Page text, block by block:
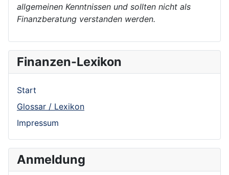
allgemeinen Kenntnissen und sollten nicht als
Finanzberatung verstanden werden.
Finanzen-Lexikon
Start
Glossar / Lexikon
Impressum
Anmeldung